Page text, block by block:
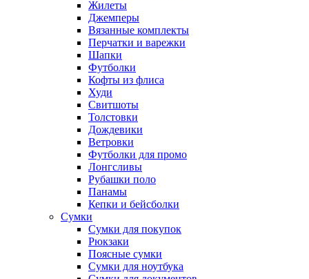
Жилеты
Джемперы
Вязанные комплекты
Перчатки и варежки
Шапки
Футболки
Кофты из флиса
Худи
Свитшоты
Толстовки
Дождевики
Ветровки
Футболки для промо
Лонгсливы
Рубашки поло
Панамы
Кепки и бейсболки
Сумки
Сумки для покупок
Рюкзаки
Поясные сумки
Сумки для ноутбука